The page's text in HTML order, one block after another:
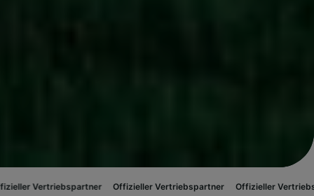
Offizieller Vertriebspartner Offizieller Vertriebspartner